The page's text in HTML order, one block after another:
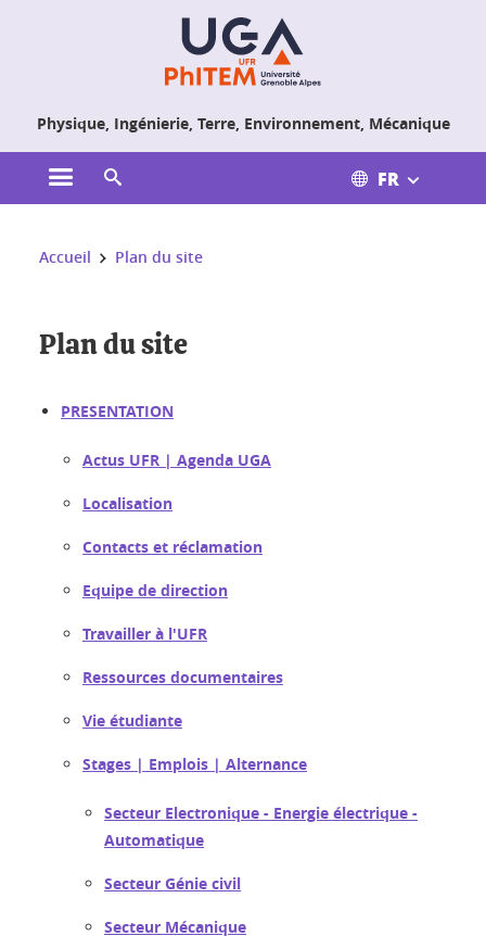
Physique, Ingénierie, Terre, Environnement, Mécanique
Ouvrir le menu principal FR
Vous êtes ici :
Accueil Plan du site
Plan du site
PRESENTATION
Actus UFR | Agenda UGA
Localisation
Contacts et réclamation
Equipe de direction
Travailler à l'UFR
Ressources documentaires
Vie étudiante
Stages | Emplois | Alternance
Secteur Electronique - Energie électrique -
Automatique
Secteur Génie civil
Secteur Mécanique